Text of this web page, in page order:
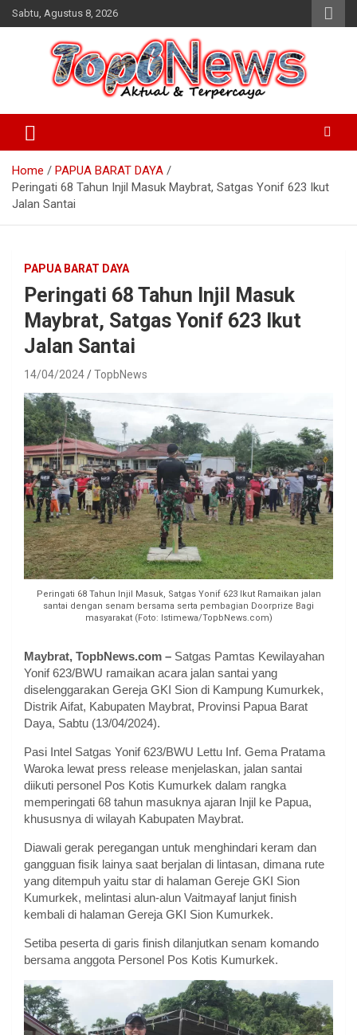
Skip
to
Sabtu, Agustus 8, 2026
Home
PAPUA BARAT DAYA
Peringati 68 Tahun Injil Masuk Maybrat, Satgas Yonif 623 Ikut
Jalan Santai
PAPUA BARAT DAYA
Peringati 68 Tahun Injil Masuk
Maybrat, Satgas Yonif 623 Ikut
Jalan Santai
14/04/2024 TopbNews
Peringati 68 Tahun Injil Masuk, Satgas Yonif 623 Ikut Ramaikan jalan
santai dengan senam bersama serta pembagian Doorprize Bagi
masyarakat (Foto: Istimewa/TopbNews.com)
Maybrat, TopbNews.com – Satgas Pamtas Kewilayahan
Yonif 623/BWU ramaikan acara jalan santai yang
diselenggarakan Gereja GKI Sion di Kampung Kumurkek,
Distrik Aifat, Kabupaten Maybrat, Provinsi Papua Barat
Daya, Sabtu (13/04/2024).
Pasi Intel Satgas Yonif 623/BWU Lettu Inf. Gema Pratama
Waroka lewat press release menjelaskan, jalan santai
diikuti personel Pos Kotis Kumurkek dalam rangka
memperingati 68 tahun masuknya ajaran Injil ke Papua,
khususnya di wilayah Kabupaten Maybrat.
Diawali gerak peregangan untuk menghindari keram dan
gangguan fisik lainya saat berjalan di lintasan, dimana rute
yang ditempuh yaitu star di halaman Gereje GKI Sion
Kumurkek, melintasi alun-alun Vaitmayaf lanjut finish
kembali di halaman Gereja GKI Sion Kumurkek.
Setiba peserta di garis finish dilanjutkan senam komando
bersama anggota Personel Pos Kotis Kumurkek.